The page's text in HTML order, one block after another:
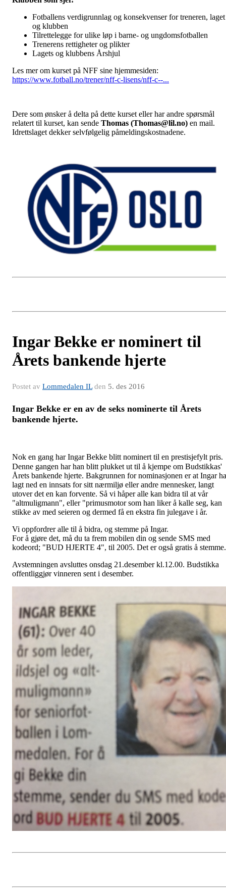
Fotballens verdigrunnlag og konsekvenser for treneren, laget
og klubben
Tilrettelegge for ulike løp i barne- og ungdomsfotballen
Trenerens rettigheter og plikter
Lagets og klubbens Årshjul
Les mer om kurset på NFF sine hjemmesiden:
https://www.fotball.no/trener/nff-c-lisens/nff-c--...
Dere som ønsker å delta på dette kurset eller har andre spørsmål
relatert til kurset, kan sende Thomas (Thomas@lil.no) en mail.
Idrettslaget dekker selvfølgelig påmeldingskostnadene.
Ingar Bekke er nominert til
Årets bankende hjerte
Postet av Lommedalen ILden 5. des 2016
Ingar Bekke er en av de seks nominerte til Årets
bankende hjerte.
Nok en gang har Ingar Bekke blitt nominert til en prestisjefylt pris.
Denne gangen har han blitt plukket ut til å kjempe om Budstikkas'
Årets bankende hjerte. Bakgrunnen for nominasjonen er at Ingar
lagt ned en innsats for sitt nærmiljø eller andre mennesker, langt
utover det en kan forvente. Så vi håper alle kan bidra til at vår
"altmuligmann", eller "primusmotor som han liker å kalle seg, kan
stikke av med seieren og dermed få en ekstra fin julegave i år.
Vi oppfordrer alle til å bidra, og stemme på Ingar.
For å gjøre det, må du ta frem mobilen din og sende SMS med
kodeord; "BUD HJERTE 4", til 2005. Det er også gratis å stemme.
Avstemningen avsluttes onsdag 21.desember kl.12.00. Budstikka
offentliggjør vinneren sent i desember.